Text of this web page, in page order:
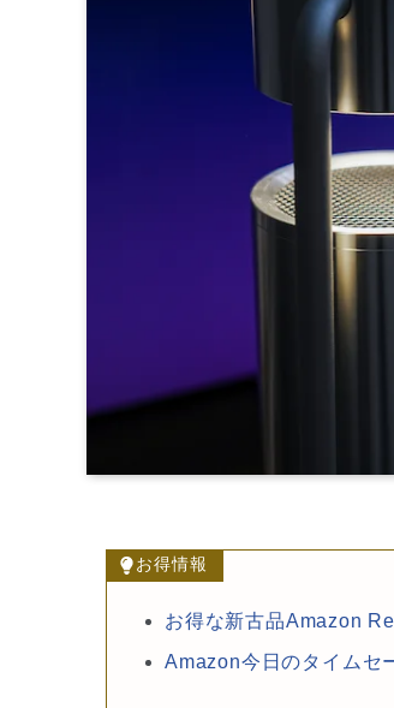
お得情報
お得な新古品Amazon
Amazon今日のタイムセ